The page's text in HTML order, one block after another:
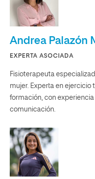
Andrea Palazón
EXPERTA ASOCIADA
Fisioterapeuta
mujer. Experta en
formación, con
comunicación.